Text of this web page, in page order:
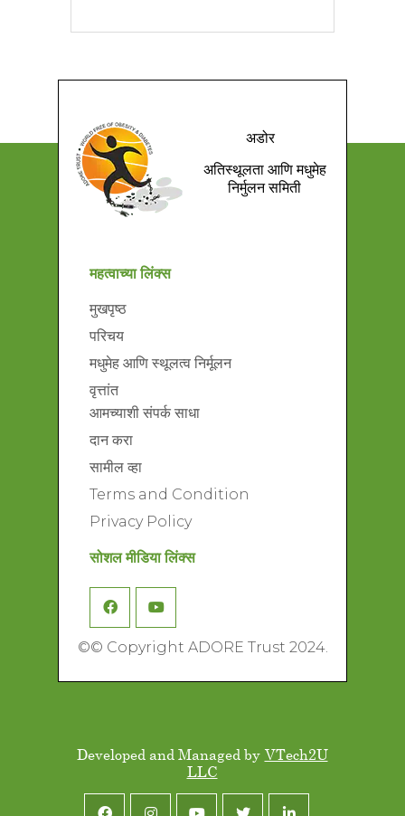
अडोर
अतिस्थूलता आणि मधुमेह
निर्मुलन समिती
महत्वाच्या लिंक्स
मुखपृष्ठ
परिचय
मधुमेह आणि स्थूलत्व निर्मूलन
वृत्तांत
आमच्याशी संपर्क साधा
दान करा
सामील व्हा
Terms and Condition
Privacy Policy
सोशल मीडिया लिंक्स
©© Copyright ADORE Trust 2024.
Developed and Managed by VTech2U
LLC